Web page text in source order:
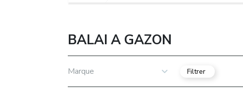
BALAI A GAZON
Marque Filtrer